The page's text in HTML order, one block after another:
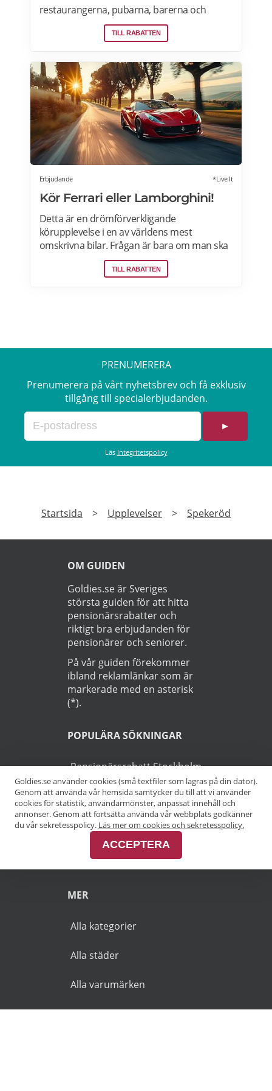
restaurangerna, pubarna, barerna och
vingårdarna som erbjuder öppna och
privata vinprovningar för nybörjare och
Goteborg, Uppsala och andra städer i
Sverige. Läs mer om vinprovningar på
Afterworken.se.
TILL RABATTEN
Erbjudande *Live It
Kör Ferrari eller Lamborghini!
Detta är en drömförverkligande
körupplevelse i en av världens mest
omskrivna bilar. Frågan är bara om man ska
välja Ferrari eller Lamborghini. Upplevelsen
börjar med genomgång av körteknik och
erbjudandet i Stockholm, Göteborg, Malmö,
Borås, Gävle, Jönköping, Karlstad, Linköping,
Västerås, Örebro här>>>
TILL RABATTEN
PRENUMERERA
Prenumerera på vårt nyhetsbrev och få exklusiv
tillgång till specialerbjudanden.
►
Läs Integritetspolicy
Startsida > Upplevelser > Spekeröd
OM GUIDEN
Goldies.se är Sveriges
största guiden för att hitta
pensionärsrabatter och
riktigt bra erbjudanden för
pensionärer och seniorer.
På vår guiden förekommer
ibland reklamlänkar som är
markerade med en asterisk
(*).
POPULÄRA SÖKNINGAR
Pensionärsrabatt Stockholm
Pensionärsrabatt Göteborg
Pensionärsrabatt Malmö
Pensionärsrabatt Skåne
MER
Alla kategorier
Alla städer
Alla varumärken
Goldies.se använder cookies (små textfiler som lagras på din dator).
Genom att använda vår hemsida samtycker du till att vi använder
cookies för statistik, användarmönster, anpassat innehåll och
annonser. Genom att fortsätta använda vår webbplats godkänner
du vår sekretesspolicy. Läs mer om cookies och sekretesspolicy.
ACCEPTERA